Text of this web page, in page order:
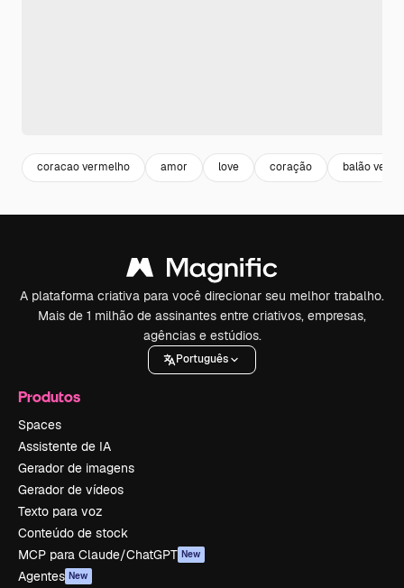
coracao vermelho amor love coração balão
A plataforma criativa para você direcionar seu melhor trabalho.
Mais de 1 milhão de assinantes entre criativos, empresas,
agências e estúdios.
Português
Produtos
Spaces
Assistente de IA
Gerador de imagens
Gerador de vídeos
Texto para voz
Conteúdo de stock
MCP para Claude/ChatGPT New
Agentes New